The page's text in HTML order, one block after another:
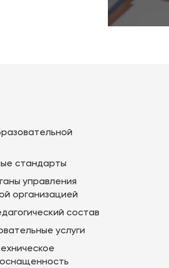
стандарты
управления
организацией
состав
услуги